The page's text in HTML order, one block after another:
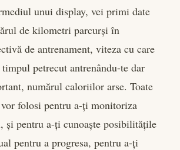
unui display, vei primi date
de kilometri parcurși în
de antrenament, viteza cu care
petrecut antrenându-te dar
numărul caloriilor arse. Toate
folosi pentru a-ți monitoriza
și pentru a-ți cunoaște posibilitățile
pentru a progresa, pentru a-ți